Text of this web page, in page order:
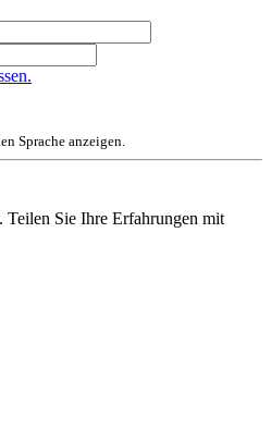
Sprache anzeigen.
Sie Ihre Erfahrungen mit